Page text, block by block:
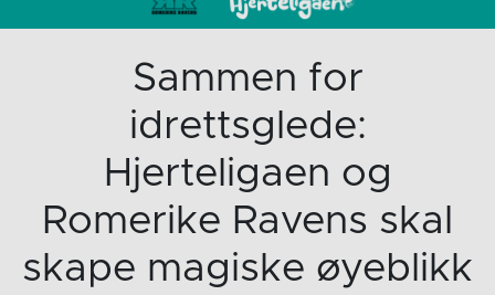
Sammen for
idrettsglede:
Hjerteligaen og
Romerike Ravens skal
skape magiske øyeblikk